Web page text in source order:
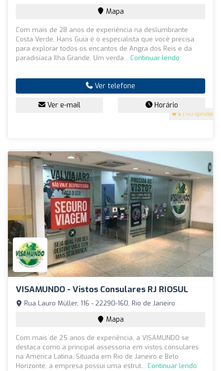
5 (190 opiniões)
Mapa
Com mais de 28 anos de experiência na deslumbrante
Costa Verde, Hans Guia é o especialista que você precisa
para explorar todos os encantos de Angra dos Reis e da
paradisíaca Ilha Grande. Um verda... Continuar lendo
Ver telefone
Ver e-mail Horário
VISAMUNDO - Vistos Consulares RJ RIOSUL
Rua Lauro Müller, 116 - 22290-160, Rio de Janeiro
Mapa
Com mais de 25 anos de experiência, a VISAMUNDO se
destaca como a principal assessoria em vistos consulares
na América Latina. Situada em Rio de Janeiro e Belo
Horizonte, a empresa possui uma estrut... Continuar lendo